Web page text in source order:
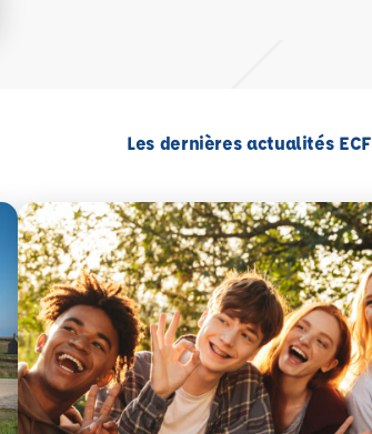
Les dernières actualités ECF